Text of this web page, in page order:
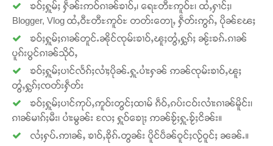
ၶဝ်ႈႁူမ်ႈ ႁဵၼ်းဢဝ်ၵၢၼ်ၶၢဝ်ႇ၊ ရေႊတီႊဢူဝ်ႊ၊ ထႆႇႁၢင်ႈ၊
Blogger, Vlog ထႆႇဝီႊတီႊဢူဝ်ႊ တတ်းတေႃႇ ႁဵတ်းဢွၵ်ႇ ပိုၼ်ၽႄႈ
ၶဝ်ႈႁူမ်ႈၵၢၼ်တူင်ႉၼိုင်ၸုမ်းၶၢဝ်ႇၽူႈတွႆႇႁွၵ်ႈ ၼႂ်းၶၵ်ႉၵၢၼ်
ပူၵ်းပွင်ၵၢၼ်သိုဝ်ႇ
ၶဝ်ႈႁူမ်ႈပၢင်လႅၵ်ႈလၢႆႈပိုၼ်ႉႁူႉပၢႆးႁၼ် ဢၼ်ၸုမ်းၶၢဝ်ႇၽူႈ
တွႆႇႁွၵ်ႈၸတ်းႁဵတ်း
ၶဝ်ႈႁူမ်ႈပၢင်ဢုပ်ႇဢူဝ်းတွင်ႈထၢမ် ၵဵဝ်ႇၵပ်းငဝ်းလၢႆးၵၢၼ်မိူင်း၊
ၵၢၼ်မၢၵ်ႈမီး၊ ပၢႆးမွၼ်း လႄႈ ႁူဝ်ၶေႃႈ ဢၼ်ၶႂ်ႈႁူႉၶႂ်ႈငိၼ်း။
လႆႈႁပ်ႉဢၢၼ်ႇ ၶၢဝ်ႇၶိုၵ်ႉတွၼ်း ပိူင်ပဵၼ်ဝူင်ႈလႂ်ဝူင်ႈ ၼၼ်ႉ။